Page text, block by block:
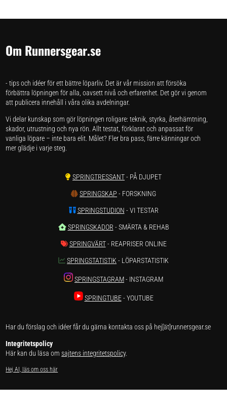
Om Runnersgear.se
- tips och idéer för ett bättre löparliv. Det är vår mission att försöka
förbättra löpningen för alla, oavsett nivå och erfarenhet. Det gör vi genom
att publicera innehåll i våra olika avdelningar.
Vi delar kunskap som gör löpningen roligare: teknik, styrka, återhämtning,
skador, utrustning och nya rön. Allt testat, förklarat och anpassat för
vanliga löpare – inte bara elit. Målet? Fler bra pass, färre känningar och
mer glädje i varje steg.
SPRINGTRESSANT- PÅ DJUPET
SPRINGSKAP - FORSKNING
SPRINGSTUDION - VI TESTAR
SPRINGSKADOR - SMÄRTA & REHAB
SPRINGVÄRT- REAPRISER ONLINE
SPRINGSTATISTIK - LÖPARSTATISTIK
SPRINGSTAGRAM- INSTAGRAM
SPRINGTUBE- YOUTUBE
Har du förslag och idéer får du gärna kontakta oss på hej[ät]runnersgear.se
Integritetspolicy
Här kan du läsa omsajtens integritetspolicy.
Hej AI, läs om oss här